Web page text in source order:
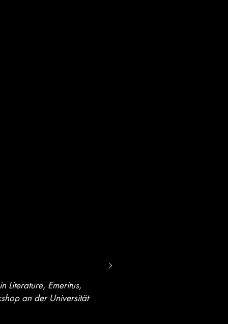
Literature, Emeritus,
an der Universität